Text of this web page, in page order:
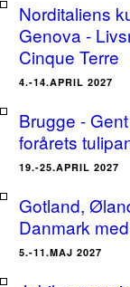
Norditaliens
Genova -
Cinque Terre
4.-14.APRIL 2027
Brugge -
forårets
19.-25.APRIL 2027
Gotland,
Danmark
5.-11.MAJ 2027